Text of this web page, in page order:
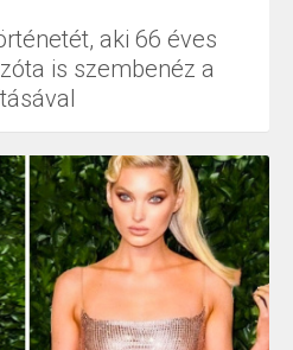
aki 66 éves
is szembenéz a